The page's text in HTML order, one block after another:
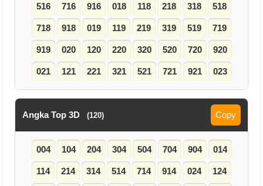
516 716 916 018 118 218 318 518
718 918 019 119 219 319 519 719
919 020 120 220 320 520 720 920
021 121 221 321 521 721 921 023
Angka Top 3D (120) Copy
004 104 204 304 504 704 904 014
114 214 314 514 714 914 024 124